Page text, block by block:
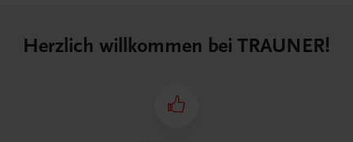
Herzlich willkommen bei TRAUNER!